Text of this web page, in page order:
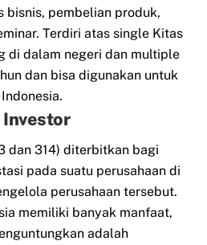
bisnis, pembelian produk,
Terdiri atas single Kitas
di dalam negeri dan multiple
dan bisa digunakan untuk
Investor
dan 314) diterbitkan bagi
pada suatu perusahaan di
perusahaan tersebut.
memiliki banyak manfaat,
adalah